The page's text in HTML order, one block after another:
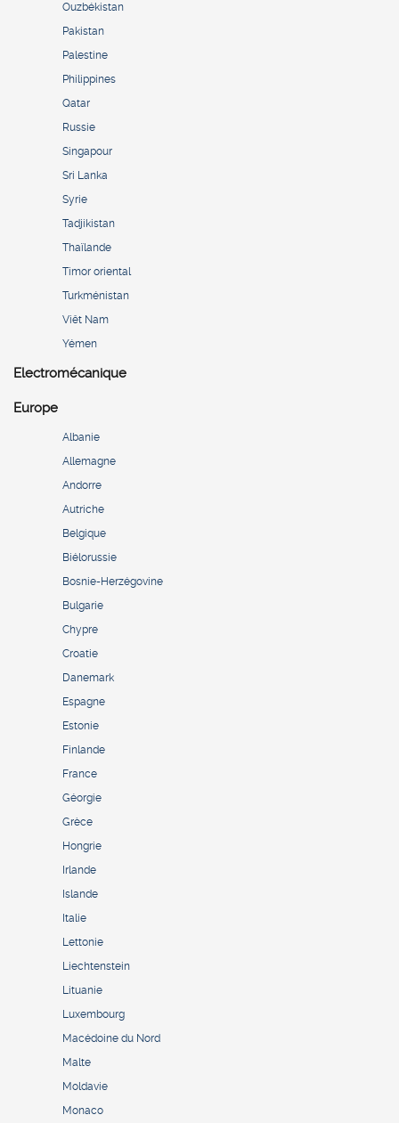
Ouzbékistan
Pakistan
Palestine
Philippines
Qatar
Russie
Singapour
Sri Lanka
Syrie
Tadjikistan
Thaïlande
Timor oriental
Turkménistan
Viêt Nam
Yémen
Electromécanique
Europe
Albanie
Allemagne
Andorre
Autriche
Belgique
Biélorussie
Bosnie-Herzégovine
Bulgarie
Chypre
Croatie
Danemark
Espagne
Estonie
Finlande
France
Géorgie
Grèce
Hongrie
Irlande
Islande
Italie
Lettonie
Liechtenstein
Lituanie
Luxembourg
Macédoine du Nord
Malte
Moldavie
Monaco